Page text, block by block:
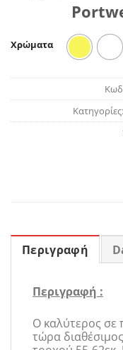
Χρώματα
Κίτρινο
Κατηγορίες:
Περιγραφή
Περιγραφή :
Ο καλύτερος σε
τώρα